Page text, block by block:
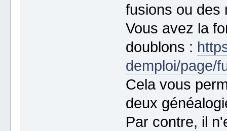
fusions ou des
Vous avez la
doublons :
demploi/page/
Cela vous
deux
Par contre, il